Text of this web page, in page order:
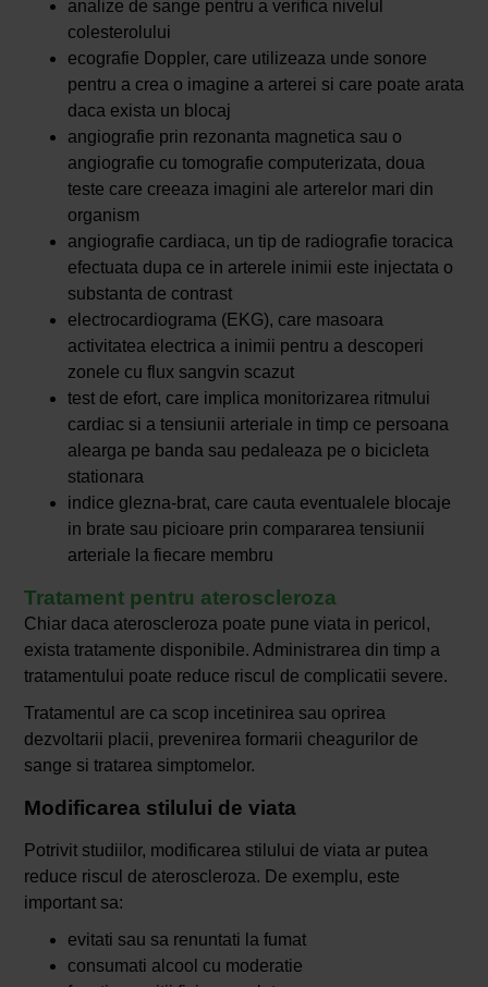
analize de sange pentru a verifica nivelul
colesterolului
ecografie Doppler, care utilizeaza unde sonore
pentru a crea o imagine a arterei si care poate arata
daca exista un blocaj
angiografie prin rezonanta magnetica sau o
angiografie cu tomografie computerizata, doua
teste care creeaza imagini ale arterelor mari din
organism
angiografie cardiaca, un tip de radiografie toracica
efectuata dupa ce in arterele inimii este injectata o
substanta de contrast
electrocardiograma (EKG), care masoara
activitatea electrica a inimii pentru a descoperi
zonele cu flux sangvin scazut
test de efort, care implica monitorizarea ritmului
cardiac si a tensiunii arteriale in timp ce persoana
alearga pe banda sau pedaleaza pe o bicicleta
stationara
indice glezna-brat, care cauta eventualele blocaje
in brate sau picioare prin compararea tensiunii
arteriale la fiecare membru
Tratament pentru ateroscleroza
Chiar daca ateroscleroza poate pune viata in pericol,
exista tratamente disponibile. Administrarea din timp a
tratamentului poate reduce riscul de complicatii severe.
Tratamentul are ca scop incetinirea sau oprirea
dezvoltarii placii, prevenirea formarii cheagurilor de
sange si tratarea simptomelor.
Modificarea stilului de viata
Potrivit studiilor, modificarea stilului de viata ar putea
reduce riscul de ateroscleroza. De exemplu, este
important sa:
evitati sau sa renuntati la fumat
consumati alcool cu moderatie